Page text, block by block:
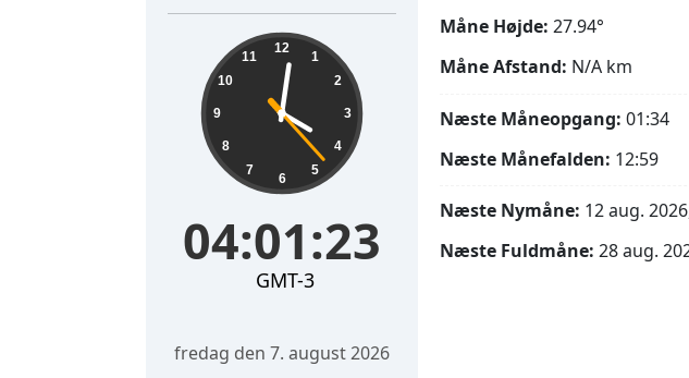
04:01:25 12
1
2
3
4
5
6
7
8
9
10
11
04:01:25
GMT-3
fredag den 7. august 2026
Måne Højde: 27.94°
Måne Afstand: N/A km
Næste Måneopgang: 01:34
Næste Månefalden: 12:59
Næste Nymåne: 12 aug.
Næste Fuldmåne: 28 aug.